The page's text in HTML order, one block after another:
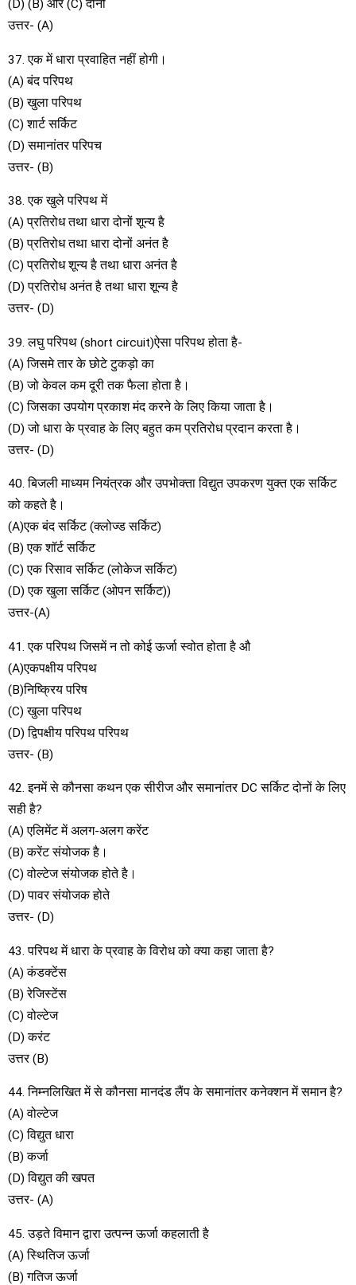
(D) (B) और (C) दोनों
उत्तर- (A)
37. एक में धारा प्रवाहित नहीं होगी।
(A) बंद परिपथ
(B) खुला परिपथ
(C) शार्ट सर्किट
(D) समानांतर परिपच
उत्तर- (B)
38. एक खुले परिपथ में
(A) प्रतिरोध तथा धारा दोनों शून्य है
(B) प्रतिरोध तथा धारा दोनों अनंत है
(C) प्रतिरोध शून्य है तथा धारा अनंत है
(D) प्रतिरोध अनंत है तथा धारा शून्य है
उत्तर- (D)
39. लघु परिपथ (short circuit)ऐसा परिपथ होता है-
(A) जिसमे तार के छोटे टुकड़ो का
(B) जो केवल कम दूरी तक फैला होता है।
(C) जिसका उपयोग प्रकाश मंद करने के लिए किया जाता है।
(D) जो धारा के प्रवाह के लिए बहुत कम प्रतिरोध प्रदान करता है।
उत्तर- (D)
40. बिजली माध्यम नियंत्रक और उपभोक्ता विद्युत उपकरण युक्त एक सर्किट
को कहते है।
(A)एक बंद सर्किट (क्लोज्ड सर्किट)
(B) एक शॉर्ट सर्किट
(C) एक रिसाव सर्किट (लोकेज सर्किट)
(D) एक खुला सर्किट (ओपन सर्किट))
उत्तर-(A)
41. एक परिपथ जिसमें न तो कोई ऊर्जा स्वोत होता है औ
(A)एकपक्षीय परिपथ
(B)निष्क्रिय परिष
(C) खुला परिपथ
(D) द्विपक्षीय परिपथ परिपथ
उत्तर- (B)
42. इनमें से कौनसा कथन एक सीरीज और समानांतर DC सर्किट दोनों के लिए
सही है?
(A) एलिमेंट में अलग-अलग करेंट
(B) करेंट संयोजक है।
(C) वोल्टेज संयोजक होते है।
(D) पावर संयोजक होते
उत्तर- (D)
43. परिपथ में धारा के प्रवाह के विरोध को क्या कहा जाता है?
(A) कंडक्टेंस
(B) रेजिस्टेंस
(C) वोल्टेज
(D) करंट
उत्तर (B)
44. निम्नलिखित में से कौनसा मानदंड लैंप के समानांतर कनेक्शन में समान है?
(A) वोल्टेज
(C) विद्युत धारा
(B) कर्जा
(D) विद्युत की खपत
उत्तर- (A)
45. उड़ते विमान द्वारा उत्पन्न ऊर्जा कहलाती है
(A) स्थितिज ऊर्जा
(B) गतिज ऊर्जा